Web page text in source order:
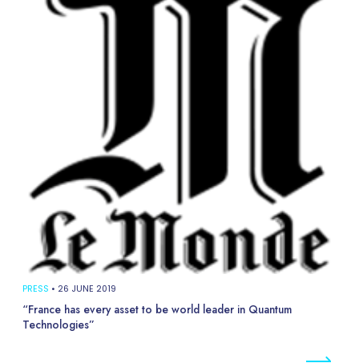
PRESS • 26 JUNE 2019
“France has every asset to be world leader in Quantum
Technologies”